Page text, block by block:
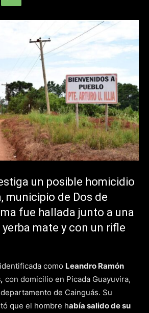
un posible homicidio
municipio de Dos de
fue hallada junto a una
mate y con un rifle
como Leandro Ramón
con domicilio en Picada Guayuvira,
de Cainguás. Su
que el hombre había salido de su